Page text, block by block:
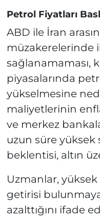
Petrol Fiyatları
ABD ile İran
müzakerelerinde
sağlanamaması,
piyasalarında
yükselmesine
maliyetlerinin
ve merkez
uzun süre
beklentisi, altın
Uzmanlar, yüksek
getirisi
azalttığını ifade